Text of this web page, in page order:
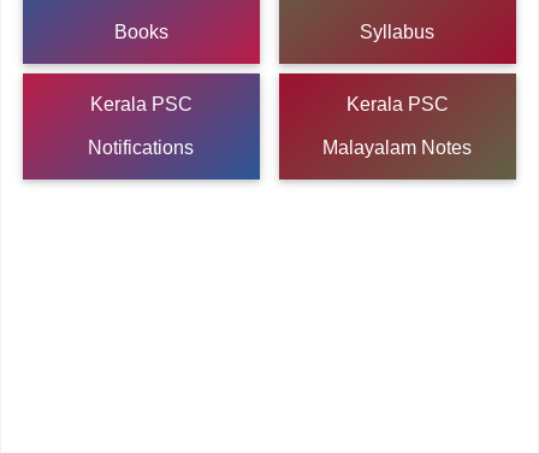
Books Syllabus
Kerala PSC
Notifications
Kerala PSC
Malayalam Notes